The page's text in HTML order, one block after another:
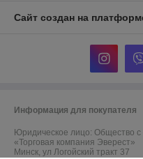
Сайт создан на
Информация для покупателя
Юридическое лицо: Общество с
«Торговая компания Эверест»
Минск, ул Логойский тракт 37